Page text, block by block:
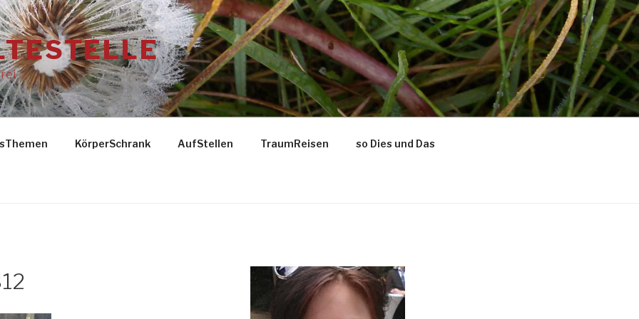
KörperSchrank AufStellen TraumReisen so Dies und Das